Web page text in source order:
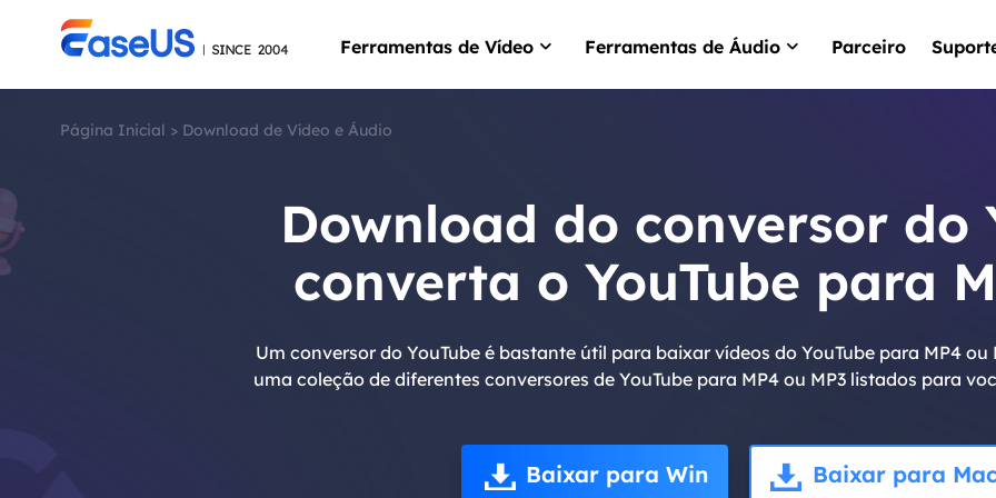
Ferramentas de Vídeo
Video
Baixar YouTube
VideoKit
Kit de ferramentas de
Ferramentas de Áudio
EaseUS
Gerador de voz de
Parceiro
Página Inicial > Download de Vídeo e Áudio
Download do conversor do
converta o YouTube para
Um conversor do YouTube é bastante útil para baixar vídeos do YouTube para MP4 ou
uma coleção de diferentes conversores de YouTube para MP4 ou MP3 listados para
Baixar para Win Baixar para